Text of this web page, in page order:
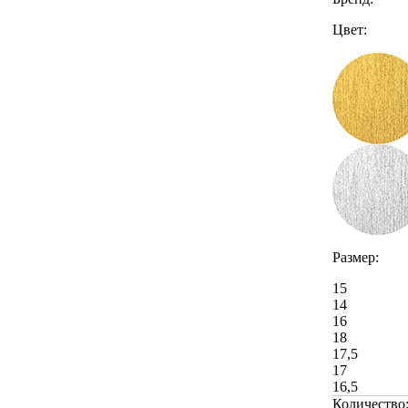
Цвет:
Размер:
15
14
16
18
17,5
17
16,5
Количество: